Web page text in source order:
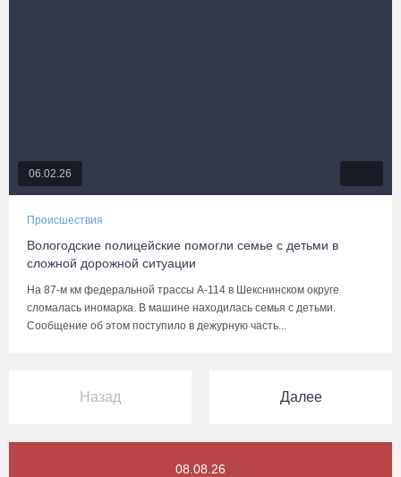
06.02.26
Происшествия
Вологодские полицейские помогли семье с детьми в
сложной дорожной ситуации
На 87-м км федеральной трассы А-114 в Шекснинском округе
сломалась иномарка. В машине находилась семья с детьми.
Сообщение об этом поступило в дежурную часть...
Назад Далее
08.08.26